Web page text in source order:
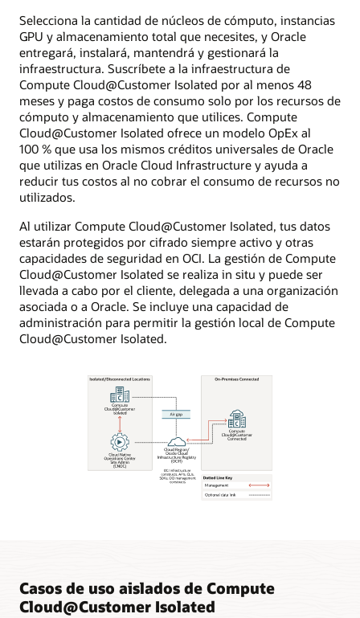
Selecciona la cantidad de núcleos de cómputo, instancias
GPU y almacenamiento total que necesites, y Oracle
entregará, instalará, mantendrá y gestionará la
infraestructura. Suscríbete a la infraestructura de
Compute Cloud@Customer Isolated por al menos 48
meses y paga costos de consumo solo por los recursos de
cómputo y almacenamiento que utilices. Compute
Cloud@Customer Isolated ofrece un modelo OpEx al
100 % que usa los mismos créditos universales de Oracle
que utilizas en Oracle Cloud Infrastructure y ayuda a
reducir tus costos al no cobrar el consumo de recursos no
utilizados.
Al utilizar Compute Cloud@Customer Isolated, tus datos
estarán protegidos por cifrado siempre activo y otras
capacidades de seguridad en OCI. La gestión de Compute
Cloud@Customer Isolated se realiza in situ y puede ser
llevada a cabo por el cliente, delegada a una organización
asociada o a Oracle. Se incluye una capacidad de
administración para permitir la gestión local de Compute
Cloud@Customer Isolated.
Casos de uso aislados de Compute
Cloud@Customer Isolated